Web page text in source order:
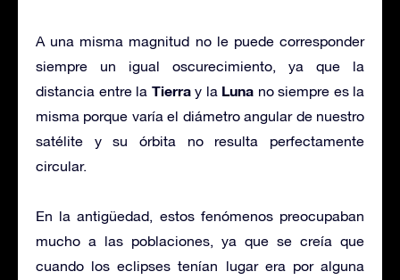
A una misma magnitud no le puede corresponder
siempre un igual oscurecimiento, ya que la
distancia entre la Tierray la Luna no siempre es la
misma porque varía el diámetro angular de nuestro
satélite y su órbita no resulta perfectamente
circular.
En la antigüedad, estos fenómenos preocupaban
mucho a las poblaciones, ya que se creía que
cuando los eclipses tenían lugar era por alguna